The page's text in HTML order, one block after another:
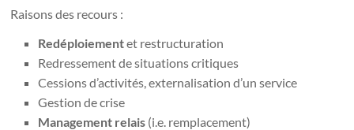
Raisons des recours :
Redéploiementet restructuration
Redressement de situations critiques
Cessions d’activités, externalisation d’un service
Gestion de crise
Management relais (i.e. remplacement)